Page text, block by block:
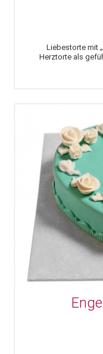
Liebestorte mit
Herztorte als